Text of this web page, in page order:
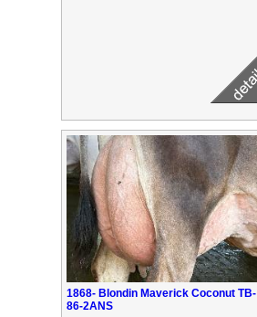
1868- Blondin Maverick Coconut TB-
86-2ANS